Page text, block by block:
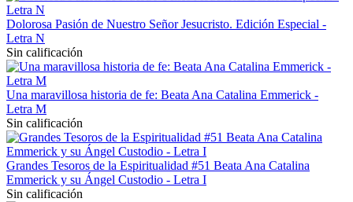
Dolorosa Pasión de Nuestro Señor Jesucristo. Edición Especial -
Letra N
Sin calificación
Una maravillosa historia de fe: Beata Ana Catalina Emmerick -
Letra M
Sin calificación
Grandes Tesoros de la Espiritualidad #51 Beata Ana Catalina
Emmerick y su Ángel Custodio - Letra I
Sin calificación